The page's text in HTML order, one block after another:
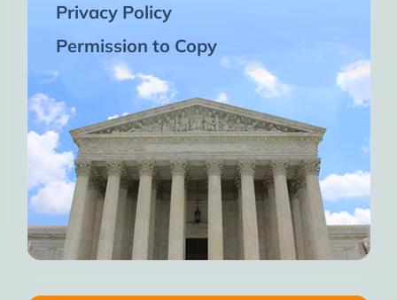
Privacy Policy
Permission to Copy